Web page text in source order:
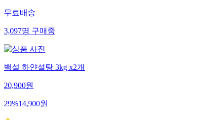
무료배송
3,097명구매중
백설 하얀설탕 3kg x2개
20,900원
29%14,900원